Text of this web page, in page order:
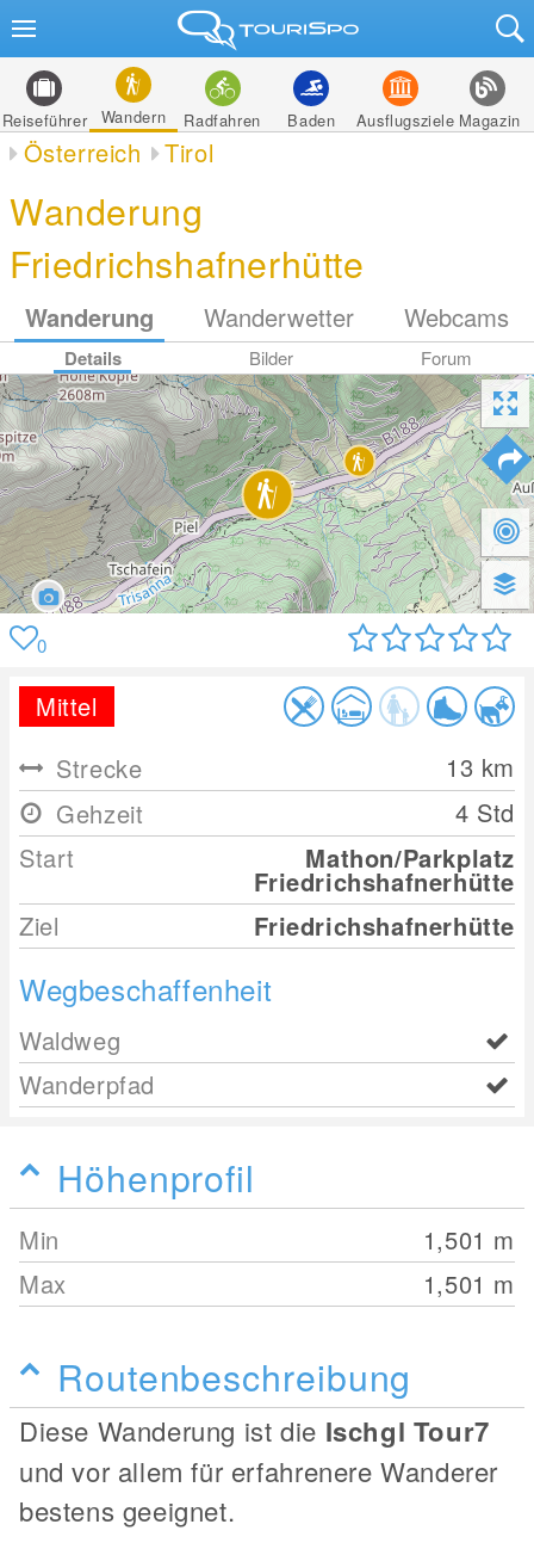
Reiseführer Wandern Radfahren Baden Ausflugsziele Magazin
Österreich Tirol
Wanderung
Friedrichshafnerhütte
Wanderung Wanderwetter Webcams
Details Bilder Forum
0
Mittel
Strecke
13 km
Gehzeit
4 Std
Start
Mathon/Parkplatz
Friedrichshafnerhütte
Ziel
Friedrichshafnerhütte
Wegbeschaffenheit
Waldweg
Wanderpfad
Höhenprofil
Min 1,501 m
Max
1,501 m
Routenbeschreibung
Diese Wanderung ist die Ischgl Tour7
und vor allem für erfahrenere Wanderer
bestens geeignet.